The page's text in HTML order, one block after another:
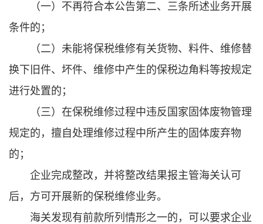
（一）不再符合本公告第二、三条所述业务开展
条件的；
（二）未能将保税维修有关货物、料件、维修替
换下旧件、坏件、维修中产生的保税边角料等按规定
进行处置的；
（三）在保税维修过程中违反国家固体废物管理
规定的，擅自处理维修过程中所产生的固体废弃物
的；
企业完成整改，并将整改结果报主管海关认可
后，方可开展新的保税维修业务。
海关发现有前款所列情形之一的，可以要求企业